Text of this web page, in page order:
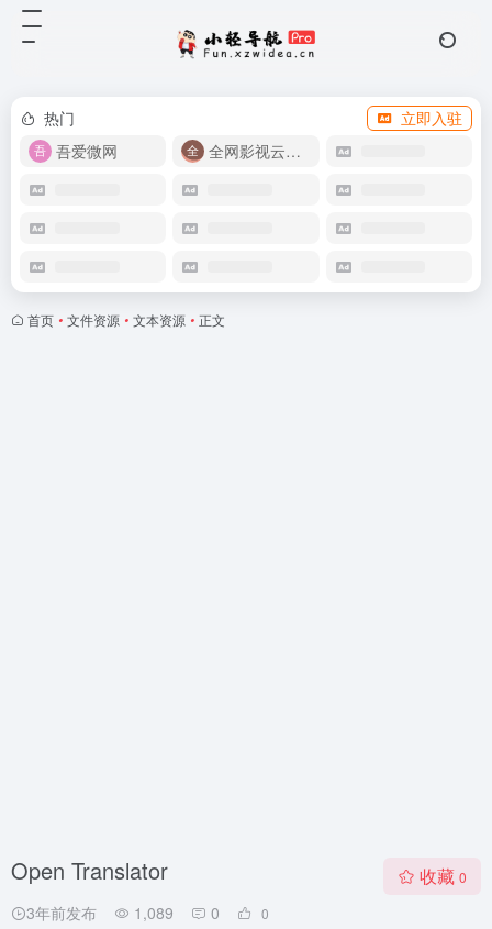
热门
立即入驻
吾爱微网
全网影视云盘资源
首页 • 文件资源 • 文本资源 • 正文
Open Translator
3年前发布 1,089 0 0
收藏 0